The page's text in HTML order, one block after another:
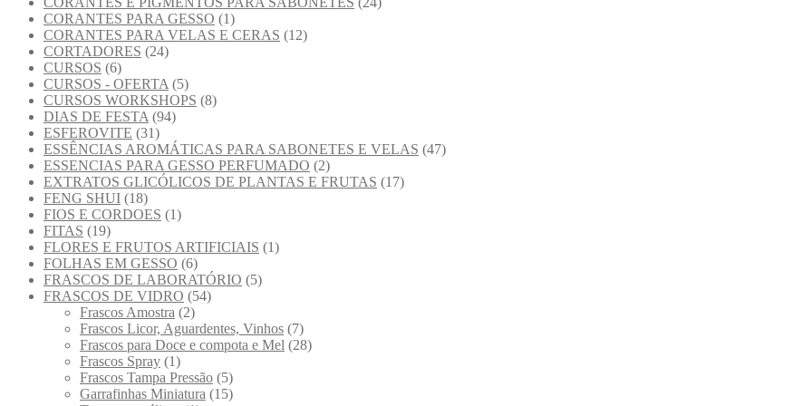
CORANTES PARA GESSO (1)
CORANTES PARA VELAS E CERAS (12)
CORTADORES (24)
CURSOS (6)
CURSOS - OFERTA (5)
CURSOS WORKSHOPS (8)
DIAS DE FESTA (94)
ESFEROVITE (31)
ESSÊNCIAS AROMÁTICAS PARA SABONETES E VELAS (47)
ESSENCIAS PARA GESSO PERFUMADO (2)
EXTRATOS GLICÓLICOS DE PLANTAS E FRUTAS (17)
FENG SHUI (18)
FIOS E CORDOES (1)
FITAS (19)
FLORES E FRUTOS ARTIFICIAIS (1)
FOLHAS EM GESSO (6)
FRASCOS DE LABORATÓRIO (5)
FRASCOS DE VIDRO (54)
Frascos Amostra (2)
Frascos Licor, Aguardentes, Vinhos (7)
Frascos para Doce e compota e Mel (28)
Frascos Spray (1)
Frascos Tampa Pressão (5)
Garrafinhas Miniatura (15)